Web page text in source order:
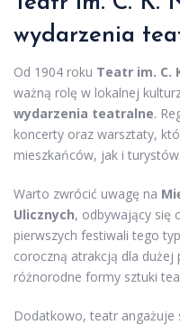
wydarzenia
Od 1904 roku Teatr im. C.
ważną rolę w lokalnej
wydarzenia teatralne.
koncerty oraz warsztaty,
mieszkańców, jak i turystów.
Warto zwrócić uwagę na
Ulicznych, odbywający się
pierwszych festiwali tego
coroczną atrakcją dla dużej
różnorodne formy sztuki
Dodatkowo, teatr angażuje